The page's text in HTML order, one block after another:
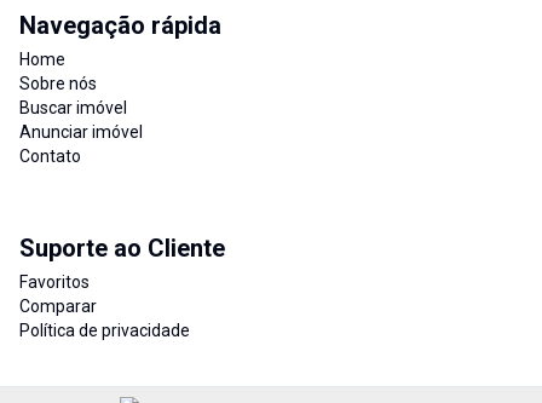
Navegação rápida
Home
Sobre nós
Buscar imóvel
Anunciar imóvel
Contato
Suporte ao Cliente
Favoritos
Comparar
Política de privacidade